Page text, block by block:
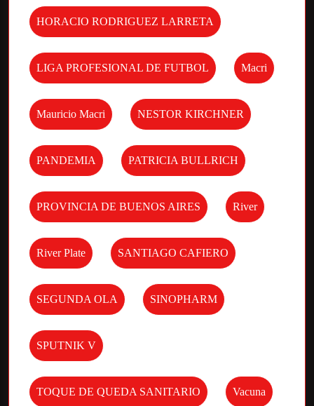
HORACIO RODRIGUEZ LARRETA
LIGA PROFESIONAL DE FUTBOL Macri
Mauricio Macri NESTOR KIRCHNER
PANDEMIA PATRICIA BULLRICH
PROVINCIA DE BUENOS AIRES River
River Plate SANTIAGO CAFIERO
SEGUNDA OLA SINOPHARM
SPUTNIK V
TOQUE DE QUEDA SANITARIO Vacuna